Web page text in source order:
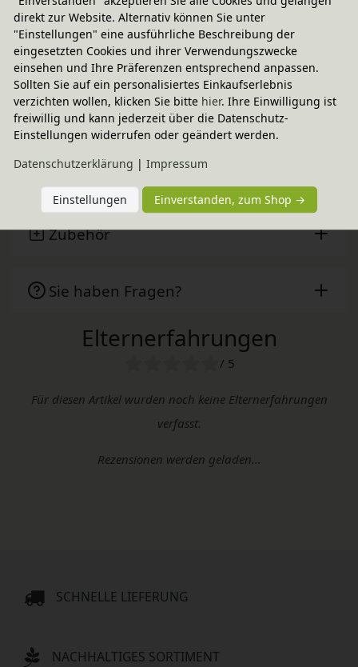
CO 2 -neutraler Paketversand
weitere Informationen
Technische Daten
Aro Artländer
Zubehör
Sie haben Fragen?
Elternerfahrungen
/ 5
Für diesen Artikel wurden noch keine Elternerfahrungen
verfasst.
Rezensionen werden geladen...
SCHNELLE LIEFERUNG
NACHHALTIGES SORTIMENT
direkt zur Website. Alternativ können Sie unter
"Einstellungen" eine ausführliche Beschreibung der
eingesetzten Cookies und ihrer Verwendungszwecke
einsehen und Ihre Präferenzen entsprechend anpassen.
Sollten Sie auf ein personalisiertes Einkaufserlebnis
verzichten wollen, klicken Sie bitte hier. Ihre Einwilligung ist
freiwillig und kann jederzeit über die Datenschutz-
Einstellungen widerrufen oder geändert werden.
Daten­schutz­erklärung | Impressum
Einstellungen Einverstanden, zum Shop →